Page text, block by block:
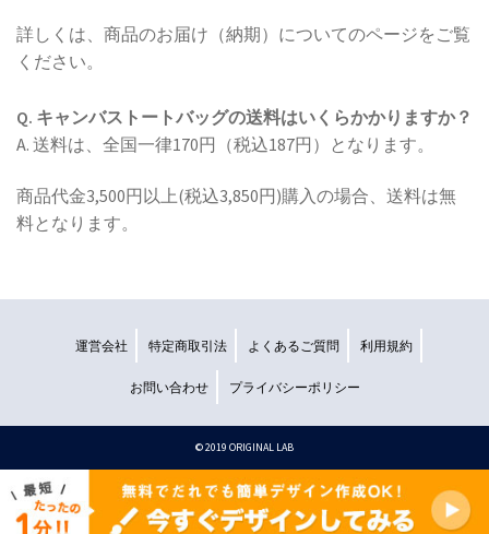
詳しくは、商品のお届け（納期）についてのページをご覧
ください。
Q. キャンバストートバッグの送料はいくらかかりますか？
A. 送料は、全国一律170円（税込187円）となります。
商品代金3,500円以上(税込3,850円)購入の場合、送料は無
料となります。
運営会社 特定商取引法 よくあるご質問 利用規約
お問い合わせ プライバシーポリシー
©︎ 2019 ORIGINAL LAB